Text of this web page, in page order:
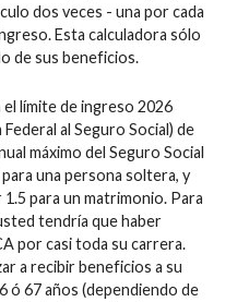
dos veces - una por cada
Esta calculadora sólo
de sus beneficios.
el límite de ingreso 2026
al Seguro Social) de
máximo del Seguro Social
una persona soltera, y
para un matrimonio. Para
tendría que haber
por casi toda su carrera.
a recibir beneficios a su
ó 67 años (dependiendo de